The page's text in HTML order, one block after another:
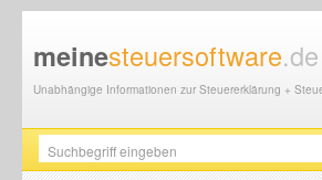
meinesteuersoftware.de
Unabhängige Informationen zur Steuererklärung +